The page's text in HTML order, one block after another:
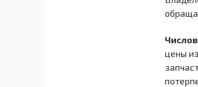
цены